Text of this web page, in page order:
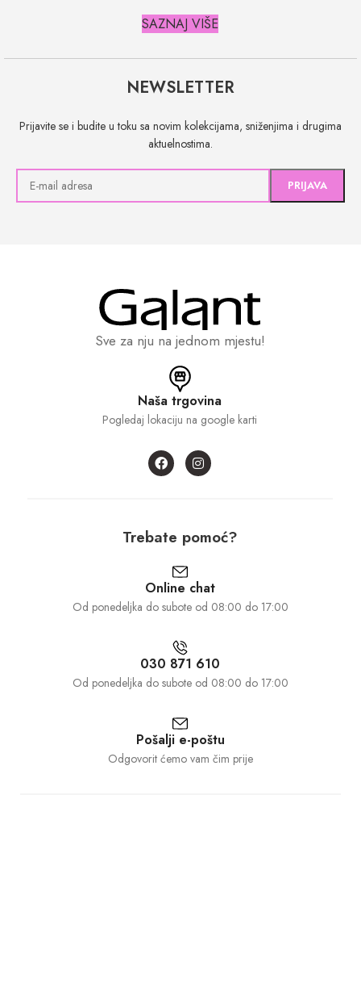
SAZNAJ VIŠE
NEWSLETTER
Prijavite se i budite u toku sa novim kolekcijama, sniženjima i drugima
aktuelnostima.
Sve za nju na jednom mjestu!
Naša trgovina
Pogledaj lokaciju na google karti
Trebate pomoć?
Online chat
Od ponedeljka do subote od 08:00 do 17:00
030 871 610
Od ponedeljka do subote od 08:00 do 17:00
Pošalji e-poštu
Odgovorit ćemo vam čim prije